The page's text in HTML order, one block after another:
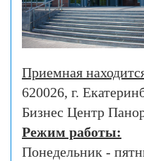
Приемная
620026, г.
Бизнес Центр
Режим работы:
Понедельник -